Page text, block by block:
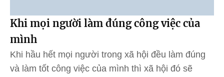
Khi mọi người làm đúng công việc của
mình
Khi hầu hết mọi người trong xã hội đều làm đúng
và làm tốt công việc của mình thì xã hội đó sẽ